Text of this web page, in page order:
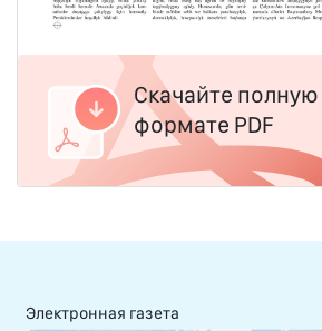
Скачайте
формате PDF
Электронная газета